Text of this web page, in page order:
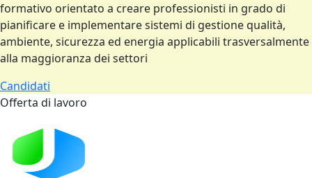
formativo orientato a creare professionisti in grado di
pianificare e implementare sistemi di gestione qualità,
ambiente, sicurezza ed energia applicabili trasversalmente
alla maggioranza dei settori
Candidati
Offerta di lavoro